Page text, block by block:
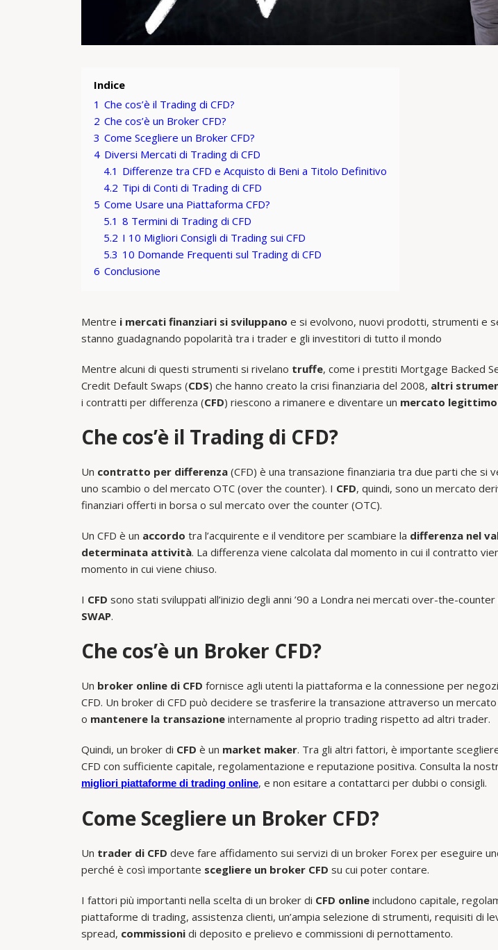
Indice
1 Che cos’è il Trading di CFD?
2 Che cos’è un Broker CFD?
3 Come Scegliere un Broker CFD?
4 Diversi Mercati di Trading di CFD
4.1 Differenze tra CFD e Acquisto di Beni a Titolo Definitivo
4.2 Tipi di Conti di Trading di CFD
5 Come Usare una Piattaforma CFD?
5.1 8 Termini di Trading di CFD
5.2 I 10 Migliori Consigli di Trading sui CFD
5.3 10 Domande Frequenti sul Trading di CFD
6 Conclusione
Mentre i mercati finanziari si sviluppano e si evolvono, nuovi prodotti, strumenti e
stanno guadagnando popolarità tra i trader e gli investitori di tutto il mondo
Mentre alcuni di questi strumenti si rivelano truffe, come i prestiti Mortgage Backed
Credit Default Swaps (CDS) che hanno creato la crisi finanziaria del 2008, altri
i contratti per differenza (CFD) riescono a rimanere e diventare un mercato legittimo
Che cos’è il Trading di CFD?
Un contratto per differenza (CFD) è una transazione finanziaria tra due parti che si
uno scambio o del mercato OTC (over the counter). I CFD, quindi, sono un mercato
finanziari offerti in borsa o sul mercato over the counter (OTC).
Un CFD è un accordo tra l’acquirente e il venditore per scambiare la differenza nel
determinata attività. La differenza viene calcolata dal momento in cui il contratto
momento in cui viene chiuso.
I CFD sono stati sviluppati all’inizio degli anni ’90 a Londra nei mercati over-the-counter
SWAP.
Che cos’è un Broker CFD?
Un broker online di CFD fornisce agli utenti la piattaforma e la connessione per
CFD. Un broker di CFD può decidere se trasferire la transazione attraverso un
o mantenere la transazione internamente al proprio trading rispetto ad altri trader.
Quindi, un broker di CFD è un market maker. Tra gli altri fattori, è importante
CFD con sufficiente capitale, regolamentazione e reputazione positiva. Consulta la
migliori piattaforme di trading online, e non esitare a contattarci per dubbi o consigli.
Come Scegliere un Broker CFD?
Un trader di CFD deve fare affidamento sui servizi di un broker Forex per eseguire
perché è così importante scegliere un broker CFD su cui poter contare.
I fattori più importanti nella scelta di un broker di CFD online includono capitale,
piattaforme di trading, assistenza clienti, un’ampia selezione di strumenti, requisiti di
spread, commissioni di deposito e prelievo e commissioni di pernottamento.